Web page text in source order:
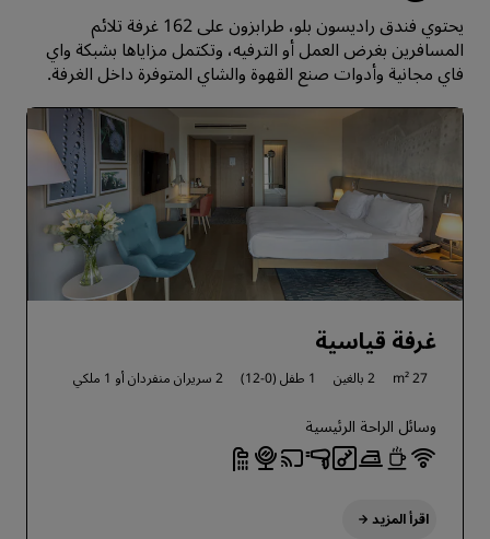
يحتوي فندق راديسون بلو، طرابزون على 162 غرفة تلائم
المسافرين بغرض العمل أو الترفيه، وتكتمل مزاياها بشبكة واي
فاي مجانية وأدوات صنع القهوة والشاي المتوفرة داخل الغرفة.
غرفة قياسية
27 m² 2 بالغين 1 طفل (0-12) 2 سريران منفردان أو 1 ملكي
وسائل الراحة الرئيسية
اقرأ المزيد